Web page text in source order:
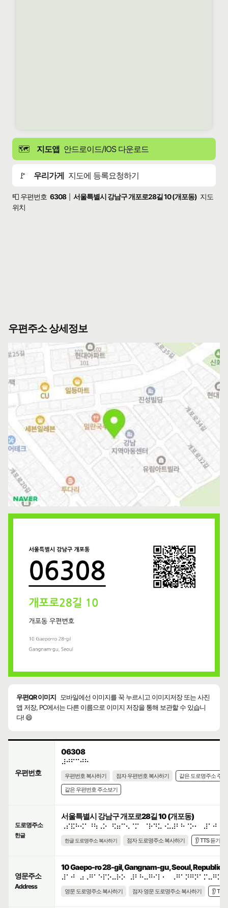
🗺️ 지도앱 안드로이드/IOS 다운로드
🚩 우리가게 지도에 등록요청하기
📮 우편번호 6308 서울특별시 강남구 개포로28길 10 (개포동) 지도
위치
우편주소 상세정보
우편QR 이미지
모바일에선 이미지를 꾹 누르시고 이미지저장 또는 사진
앱 저장, PC에서는 다른 이름으로 이미지 저장을 통해 보관할 수 있습니
다! 😄
우편번호
06308
⠼⠚⠋⠉⠚⠓
우편번호 복사하기 점자 우편번호 복사하기
같은 도로명주소 주
같은 우편번호 주소보기
도로명주소
한글
서울특별시 강남구 개포로28길 10 (개포동)
⠠⠎⠯⠓⠪⠁⠘⠳⠠⠕⠀⠫⠶⠉⠢⠈⠍⠀⠈⠗⠙⠥⠐⠥⠼⠃⠓⠈⠕⠂⠀⠼⠁⠚
한글 도로명주소 복사하기 점자 도로명주소 복사하기 👂 TTS 듣기
영문주소
Address
10 Gaepo-ro 28-gil, Gangnam-gu, Seoul, Republic
영문 도로명주소 복사하기 점자 영문 도로명주소 복사하기 👂 TTS